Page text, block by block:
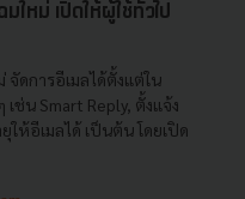
ใหม่ เปิดให้ผู้ใช้ทั่วไป
จัดการอีเมลได้ตั้งแต่ใน
ช่น Smart Reply, ตั้งแจ้ง
ให้อีเมลได้ เป็นต้น โดยเปิด